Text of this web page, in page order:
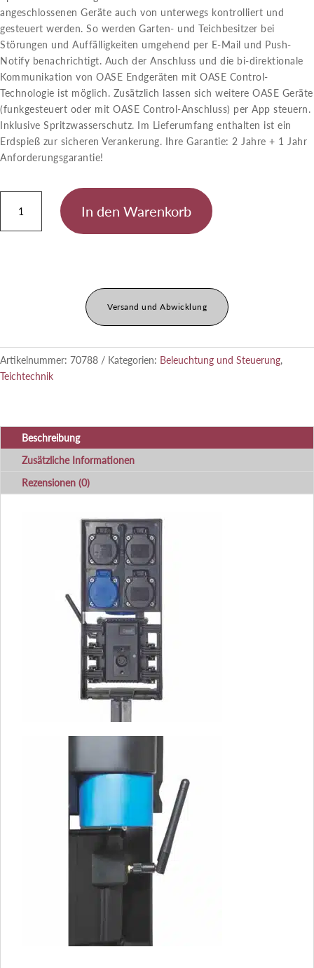
angeschlossenen Geräte auch von unterwegs kontrolliert und
gesteuert werden. So werden Garten- und Teichbesitzer bei
Störungen und Auffälligkeiten umgehend per E-Mail und Push-
Notify benachrichtigt. Auch der Anschluss und die bi-direktionale
Kommunikation von OASE Endgeräten mit OASE Control-
Technologie ist möglich. Zusätzlich lassen sich weitere OASE Geräte
(funkgesteuert oder mit OASE Control-Anschluss) per App steuern.
Inklusive Spritzwasserschutz. Im Lieferumfang enthalten ist ein
Erdspieß zur sicheren Verankerung. Ihre Garantie: 2 Jahre + 1 Jahr
Anforderungsgarantie!
Master
In den Warenkorb
Versand und Abwicklung
Artikelnummer: 70788 Kategorien: Beleuchtung und Steuerung,
Teichtechnik
Beschreibung
Zusätzliche Informationen
Rezensionen (0)